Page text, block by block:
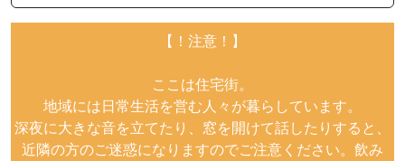
【！注意！】
ここは住宅街。
地域には日常生活を営む人々が暮らしています。
深夜に大きな音を立てたり、窓を開けて話したりすると、
近隣の方のご迷惑になりますのでご注意ください。飲み